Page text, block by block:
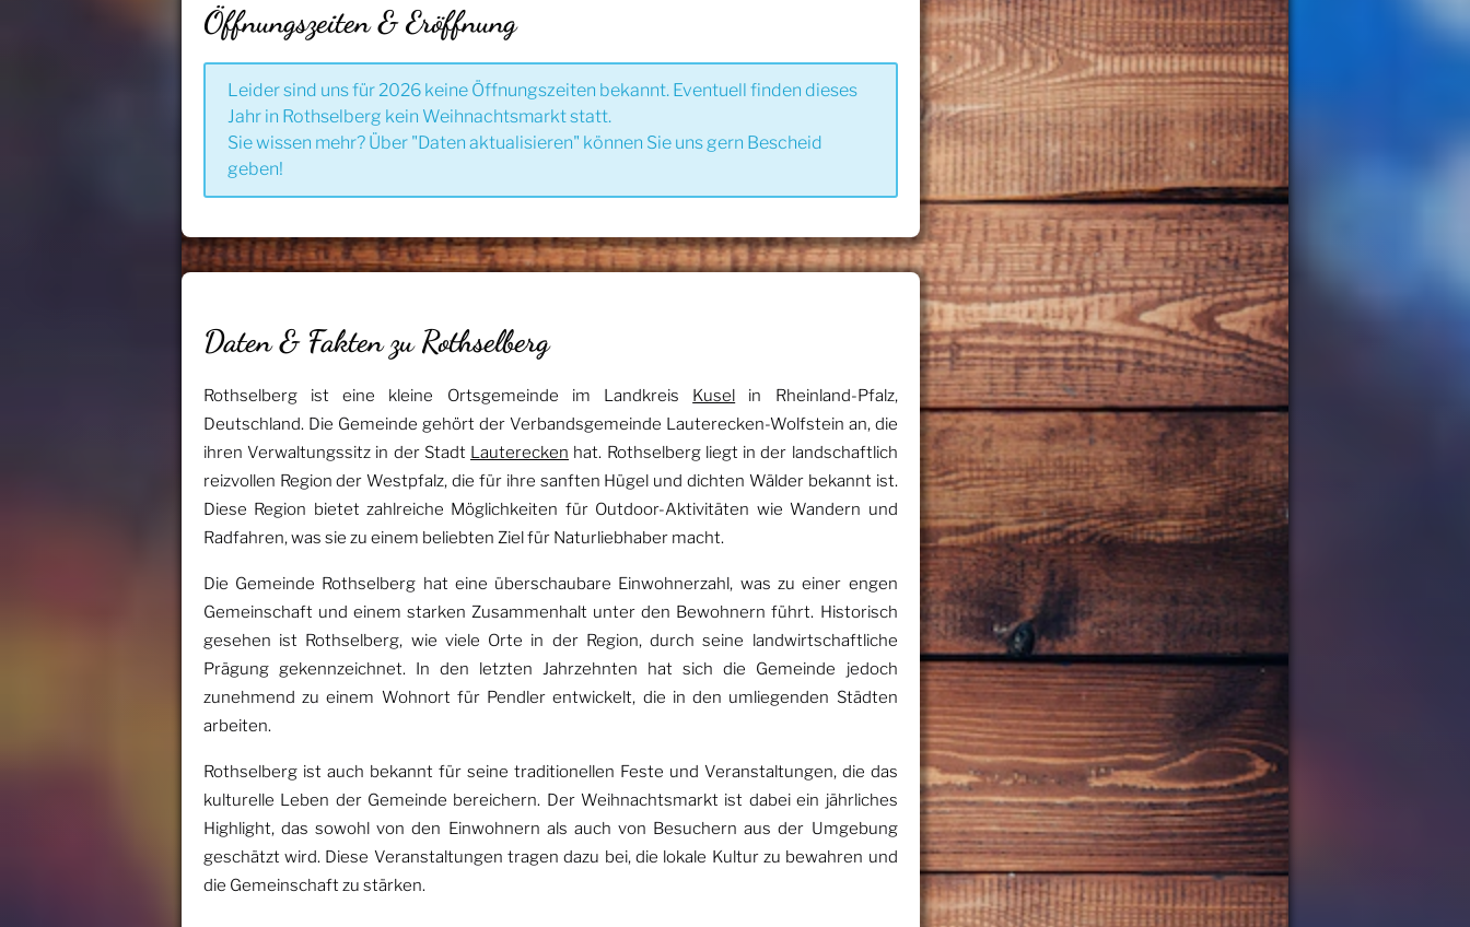
Öffnungszeiten & Eröffnung
Leider sind uns für 2026 keine Öffnungszeiten bekannt. Eventuell finden dieses
Jahr in Rothselberg kein Weihnachtsmarkt statt.
Sie wissen mehr? Über "Daten aktualisieren" können Sie uns gern Bescheid
geben!
Daten & Fakten zu Rothselberg
Rothselberg ist eine kleine Ortsgemeinde im Landkreis Kusel
in Rheinland-Pfalz,
Deutschland. Die Gemeinde gehört der Verbandsgemeinde Lauterecken-Wolfstein an, die
ihren Verwaltungssitz in der Stadt Lauterecken hat. Rothselberg liegt in der landschaftlich
reizvollen Region der Westpfalz, die für ihre sanften Hügel und dichten Wälder bekannt ist.
Diese Region bietet zahlreiche Möglichkeiten für Outdoor-Aktivitäten wie Wandern und
Radfahren, was sie zu einem beliebten Ziel für Naturliebhaber macht.
Die Gemeinde Rothselberg hat eine überschaubare Einwohnerzahl, was zu einer engen
Gemeinschaft und einem starken Zusammenhalt unter den Bewohnern führt. Historisch
gesehen ist Rothselberg, wie viele Orte in der Region, durch seine landwirtschaftliche
Prägung gekennzeichnet. In den letzten Jahrzehnten hat sich die Gemeinde jedoch
zunehmend zu einem Wohnort für Pendler entwickelt, die in den umliegenden Städten
arbeiten.
Rothselberg ist auch bekannt für seine traditionellen Feste und Veranstaltungen, die das
kulturelle Leben der Gemeinde bereichern. Der Weihnachtsmarkt ist dabei ein jährliches
Highlight, das sowohl von den Einwohnern als auch von Besuchern aus der Umgebung
geschätzt wird. Diese Veranstaltungen tragen dazu bei, die lokale Kultur zu bewahren und
die Gemeinschaft zu stärken.